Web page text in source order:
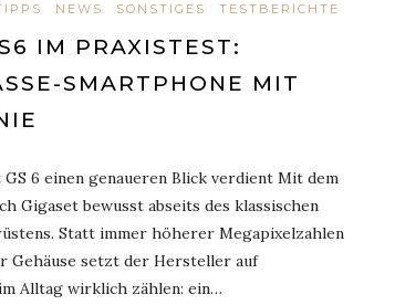
NEWS SONSTIGES TESTBERICHTE
IM PRAXISTEST:
SMARTPHONE MIT
GS 6 einen genaueren Blick verdient Mit dem
Gigaset bewusst abseits des klassischen
Statt immer höherer Megapixelzahlen
Gehäuse setzt der Hersteller auf
Alltag wirklich zählen: ein…